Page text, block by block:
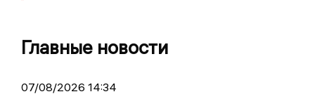
Главные новости
07/08/2026 14:34